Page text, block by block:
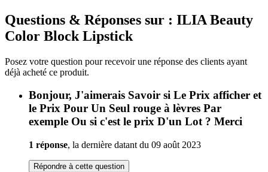
Questions & Réponses sur : ILIA Beauty
Color Block Lipstick
Posez votre question pour recevoir une réponse des clients ayant
déjà acheté ce produit.
Bonjour, J'aimerais Savoir si Le Prix afficher et
le Prix Pour Un Seul rouge à lèvres Par
exemple Ou si c'est le prix D'un Lot ? Merci
1 réponse, la dernière datant du 09 août 2023
Répondre à cette question